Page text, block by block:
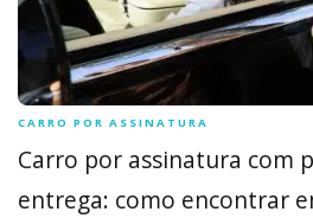
CARRO POR ASSINATURA
Carro por assinatura com
entrega: como encontrar